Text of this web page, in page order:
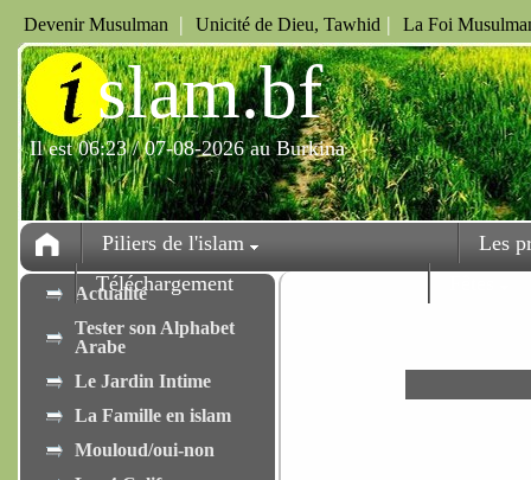
Devenir Musulman | Unicité de Dieu, Tawhid | La Foi
islam.bf
Il est 06:23 / 07-08-2026 au Burkina
Piliers de l'islam
Les
Téléchargement
Actualité
Tester son Alphabet
Arabe
Le Jardin Intime
La Famille en islam
Mouloud/oui-non